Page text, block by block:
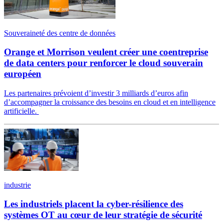
Souveraineté des centre de données
Orange et Morrison veulent créer une coentreprise
de data centers pour renforcer le cloud souverain
européen
Les partenaires prévoient d’investir 3 milliards d’euros afin
d’accompagner la croissance des besoins en cloud et en intelligence
artificielle.
industrie
Les industriels placent la cyber-résilience des
systèmes OT au cœur de leur stratégie de sécurité